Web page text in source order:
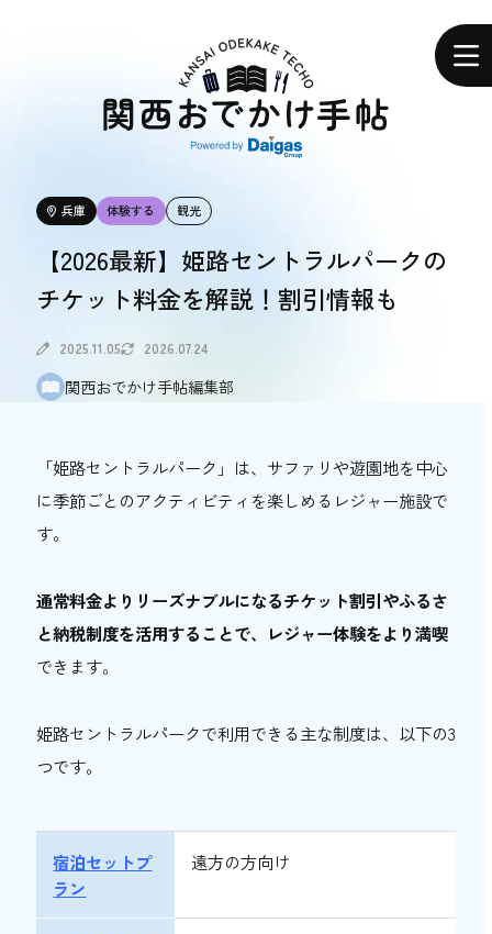
エリアで探す
エリアで探す
食べる
食べる
体験する
おトク情報
おすすめ
兵庫 体験する 観光
【2026最新】姫路セントラルパークの
チケット料金を解説！割引情報も
2025.11.05 2026.07.24
関西おでかけ手帖編集部
「姫路セントラルパーク」は、サファリや遊園地を中心
に季節ごとのアクティビティを楽しめるレジャー施設で
す。
通常料金よりリーズナブルになるチケット割引やふるさ
と納税制度を活用することで、レジャー体験をより満喫
できます。
姫路セントラルパークで利用できる主な制度は、以下の3
つです。
宿泊セットプ
ラン
遠方の方向け